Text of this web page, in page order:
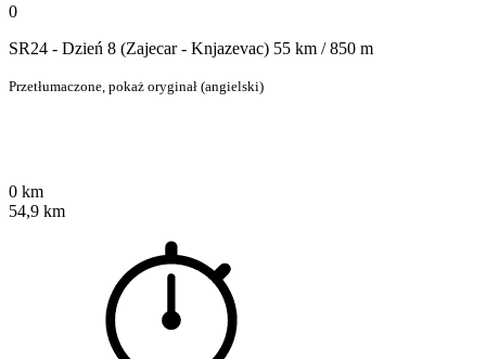
0
SR24 - Dzień 8 (Zajecar - Knjazevac) 55 km / 850 m
Przetłumaczone, pokaż oryginał (angielski)
0 km
54,9 km